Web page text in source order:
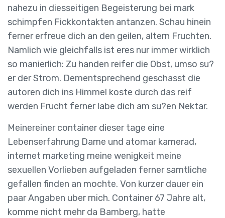
nahezu in diesseitigen Begeisterung bei mark
schimpfen Fickkontakten antanzen. Schau hinein
ferner erfreue dich an den geilen, altern Fruchten.
Namlich wie gleichfalls ist eres nur immer wirklich
so manierlich: Zu handen reifer die Obst, umso su?
er der Strom. Dementsprechend geschasst die
autoren dich ins Himmel koste durch das reif
werden Frucht ferner labe dich am su?en Nektar.
Meinereiner container dieser tage eine
Lebenserfahrung Dame und atomar kamerad,
internet marketing meine wenigkeit meine
sexuellen Vorlieben aufgeladen ferner samtliche
gefallen finden an mochte. Von kurzer dauer ein
paar Angaben uber mich. Container 67 Jahre alt,
komme nicht mehr da Bamberg, hatte